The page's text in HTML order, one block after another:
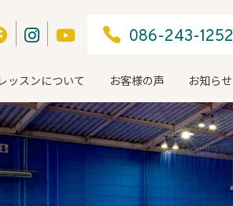
086-243-1252
ッスンについて お客様の声 お知らせ